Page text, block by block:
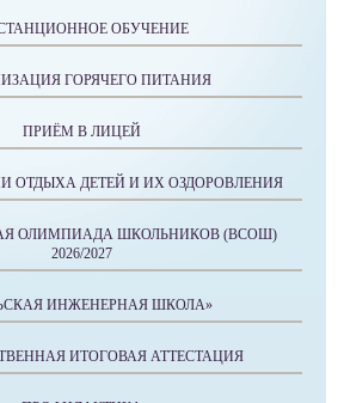
ОБУЧЕНИЕ
ГОРЯЧЕГО ПИТАНИЯ
ПРИЁМ В ЛИЦЕЙ
ОТДЫХА ДЕТЕЙ И ИХ ОЗДОРОВЛЕНИЯ
ОЛИМПИАДА ШКОЛЬНИКОВ (ВСОШ)
2026/2027
ИНЖЕНЕРНАЯ ШКОЛА»
ИТОГОВАЯ АТТЕСТАЦИЯ